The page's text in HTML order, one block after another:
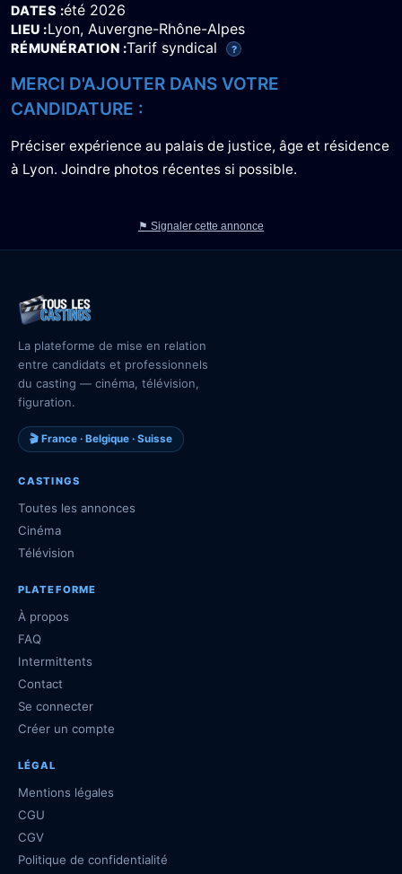
DATES été 2026
LIEU Lyon, Auvergne-Rhône-Alpes
RÉMUNÉRATION Tarif syndical ?
MERCI D'AJOUTER DANS VOTRE
CANDIDATURE :
Préciser expérience au palais de justice, âge et résidence
à Lyon. Joindre photos récentes si possible.
⚑ Signaler cette annonce
La plateforme de mise en relation
entre candidats et professionnels
du casting — cinéma, télévision,
figuration.
🎬 France · Belgique · Suisse
CASTINGS
Toutes les annonces
Cinéma
Télévision
PLATEFORME
À propos
FAQ
Intermittents
Contact
Se connecter
Créer un compte
LÉGAL
Mentions légales
CGU
CGV
Politique de confidentialité